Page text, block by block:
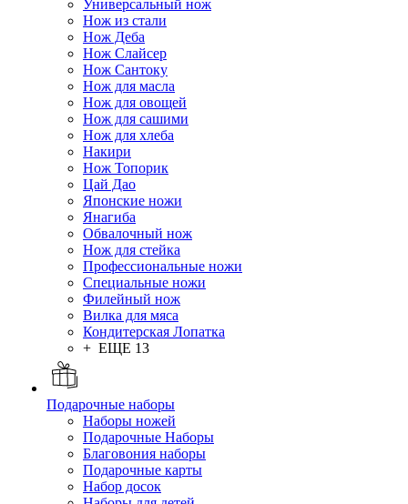
Универсальный нож
Нож из стали
Нож Деба
Нож Слайсер
Нож Сантоку
Нож для масла
Нож для овощей
Нож для сашими
Нож для хлеба
Накири
Нож Топорик
Цай Дао
Японские ножи
Янагиба
Обвалочный нож
Нож для стейка
Профессиональные ножи
Специальные ножи
Филейный нож
Вилка для мяса
Кондитерская Лопатка
+ ЕЩЕ 13
Подарочные наборы
Наборы ножей
Подарочные Наборы
Благовония наборы
Подарочные карты
Набор досок